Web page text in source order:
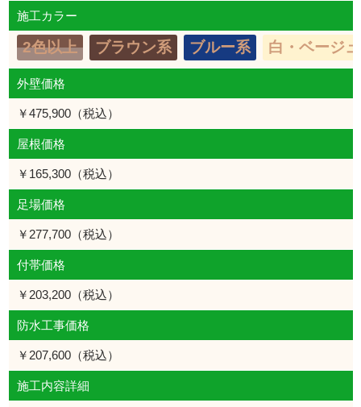
施工カラー
2色以上 ブラウン系 ブルー系 白・ベージ
外壁価格
￥475,900（税込）
屋根価格
￥165,300（税込）
足場価格
￥277,700（税込）
付帯価格
￥203,200（税込）
防水工事価格
￥207,600（税込）
施工内容詳細